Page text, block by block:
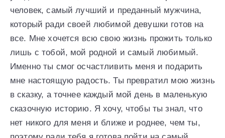
человек, самый лучший и преданный мужчина,
который ради своей любимой девушки готов на
все. Мне хочется всю свою жизнь прожить только
лишь с тобой, мой родной и самый любимый.
Именно ты смог осчастливить меня и подарить
мне настоящую радость. Ты превратил мою жизнь
в сказку, а точнее каждый мой день в маленькую
сказочную историю. Я хочу, чтобы ты знал, что
нет никого для меня и ближе и роднее, чем ты,